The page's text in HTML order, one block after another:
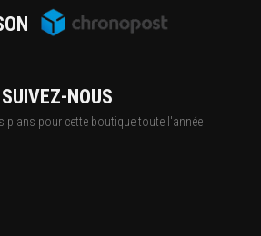
SUIVEZ-NOUS
plans pour cette boutique toute l'année